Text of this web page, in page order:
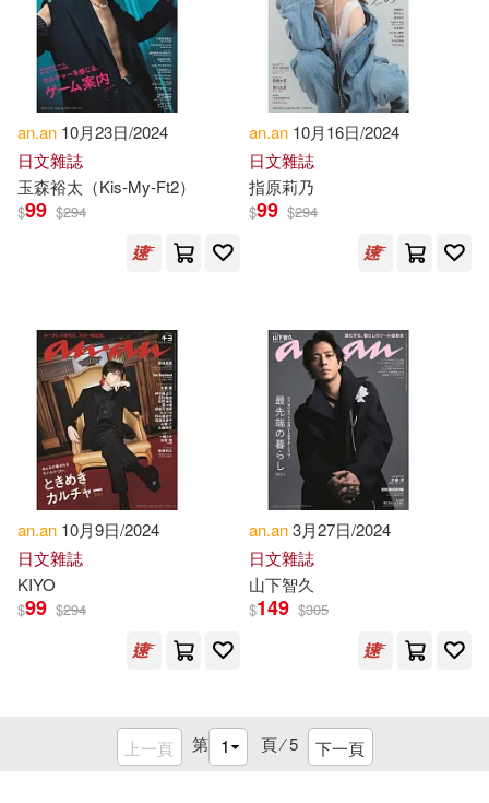
an.an 10月23日/2024
日文雜誌
玉森裕太（Kis-My-Ft2）
$99 $294
an.an 10月16日/2024
日文雜誌
指原莉乃
$99 $294
an.an 10月9日/2024
日文雜誌
KIYO
$99 $294
an.an3月27日/2024
日文雜誌
山下智久
$149 $305
上一頁 第 頁 ⁄5 下一頁